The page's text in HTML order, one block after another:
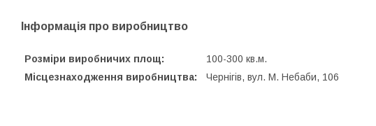
Інформація про виробництво
Розміри виробничих площ:
100-300 кв.м.
Місцезнаходження виробництва:
Чернігів, вул. М. Небаби, 106